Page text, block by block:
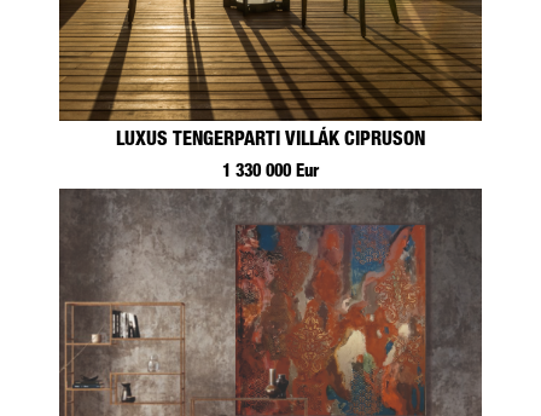
LUXUS TENGERPARTI VILLÁK CIPRUSON
1 330 000 Eur